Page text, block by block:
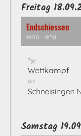
Freitag
Endschiessen
18:00 - 19:30
Typ
Wettkampf
Ort
Schneisingen
Samstag